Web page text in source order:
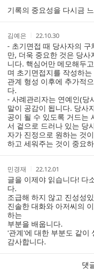
기록의 중요성을 다시금
작
성
자
김예은
작
성
시
간
22.10.30
- 초기면접 때 당사자의
만, 더욱 중요한 것은 당
니다. 핵심어만 메모해두
며 초기면접지를 작성하
관계 형성 이후에 추가적
다.
- 사례관리자는 연예인(당
말이 공감이 됩니다. 당사
공이 될 수 있도록 거드는
서 겉으로 드러나 있는 당
자가 진정으로 원하는 것
하고 세워주는 것이 중요
작
성
자
민경재
작
성
시
간
22.12.01
글을 이제야 읽습니다! 다
다.
조급해 하지 않고 진성성
진솔한 대화와 아저씨의
하는
부분을 배웁니다.
'관계'에 대한 부분도 같이
감사합니다.
댓